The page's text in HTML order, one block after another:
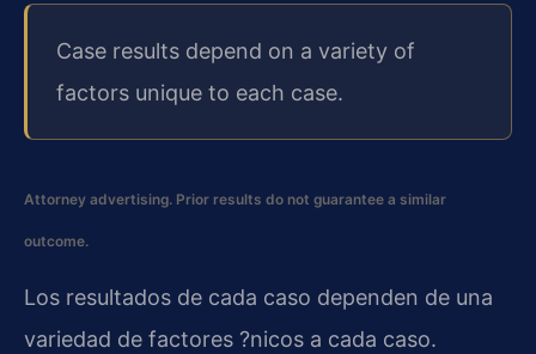
Case results depend on a variety of
factors unique to each case.
Attorney advertising. Prior results do not guarantee a similar
outcome.
Los resultados de cada caso dependen de una
variedad de factores ?nicos a cada caso.